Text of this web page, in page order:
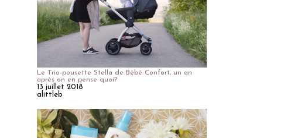
Le Trio-pousette Stella de Bébé Confort, un an
après on en pense quoi?
13 juillet 2018
alittleb